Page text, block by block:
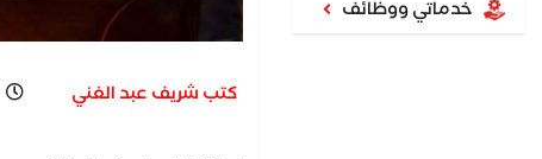
خدماتي ووظائف
كتب شريف عبد الغني